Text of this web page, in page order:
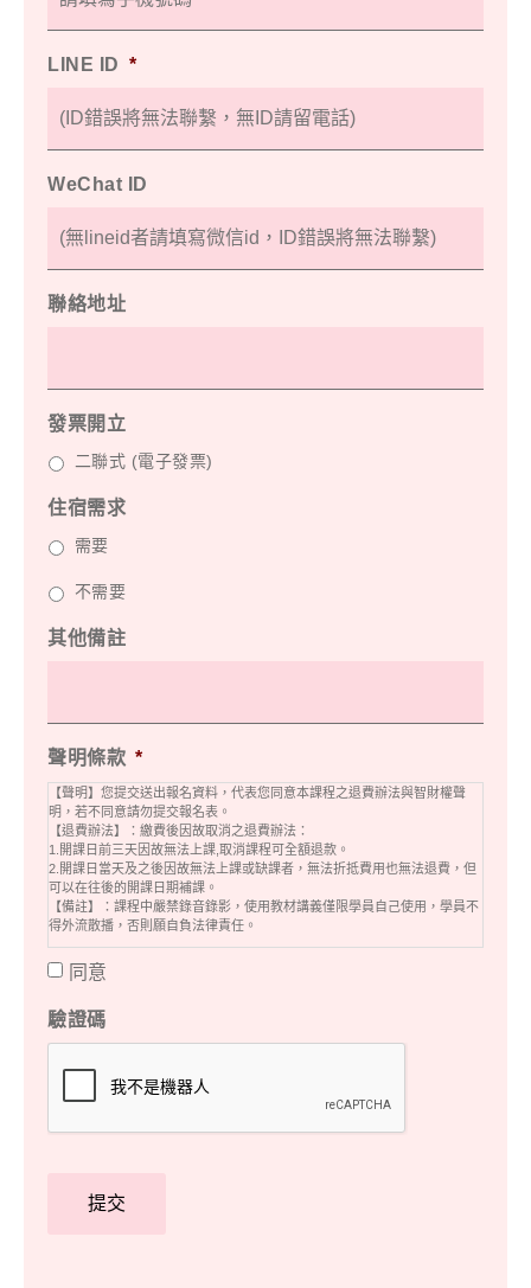
LINE ID *
WeChat ID
聯絡地址
發票開立
二聯式 (電子發票)
住宿需求
需要
不需要
其他備註
聲明條款 *
【聲明】您提交送出報名資料，代表您同意本課程之退費辦法與智財權聲
明，若不同意請勿提交報名表。
【退費辦法】：繳費後因故取消之退費辦法：
1.開課日前三天因故無法上課,取消課程可全額退款。
2.開課日當天及之後因故無法上課或缺課者，無法折抵費用也無法退費，但
可以在往後的開課日期補課。
【備註】：課程中嚴禁錄音錄影，使用教材講義僅限學員自己使用，學員不
得外流散播，否則願自負法律責任。
同意
驗證碼